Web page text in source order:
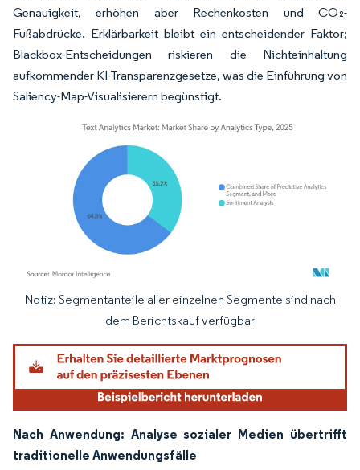
Genauigkeit, erhöhen aber Rechenkosten und CO₂-
Fußabdrücke. Erklärbarkeit bleibt ein entscheidender Faktor;
Blackbox-Entscheidungen riskieren die Nichteinhaltung
aufkommender KI-Transparenzgesetze, was die Einführung von
Saliency-Map-Visualisierern begünstigt.
Bild © Mordor Intelligence. Wiederverwendung erfordert Namensnennung
Notiz: Segmentanteile aller einzelnen Segmente sind nach
dem Berichtskauf verfügbar
Nach Anwendung: Analyse sozialer Medien übertrifft
traditionelle Anwendungsfälle